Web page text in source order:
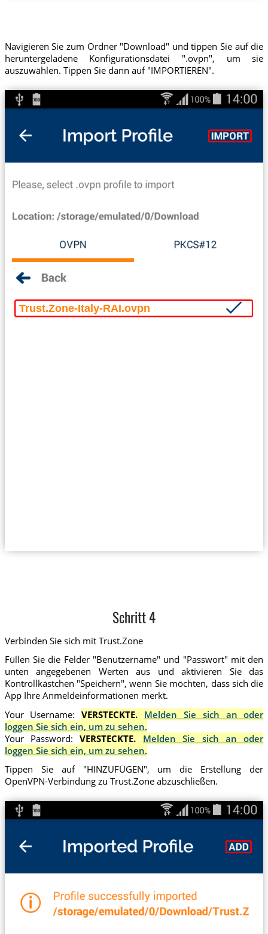
Navigieren Sie zum Ordner "Download" und tippen Sie auf die
heruntergeladene Konfigurationsdatei ".ovpn", um sie
auszuwählen. Tippen Sie dann auf "IMPORTIEREN".
Trust.Zone-Italy-RAI.ovpn
Schritt 4
Verbinden Sie sich mit Trust.Zone
Füllen Sie die Felder "Benutzername" und "Passwort" mit den
unten angegebenen Werten aus und aktivieren Sie das
Kontrollkästchen "Speichern", wenn Sie möchten, dass sich die
App Ihre Anmeldeinformationen merkt.
Your Username:VERSTECKTE. Melden Sie sich an oder
loggen Sie sich ein, um zu sehen.
Your Password:VERSTECKTE. Melden Sie sich an oder
loggen Sie sich ein, um zu sehen.
Tippen Sie auf "HINZUFÜGEN", um die Erstellung der
OpenVPN-Verbindung zu Trust.Zone abzuschließen.